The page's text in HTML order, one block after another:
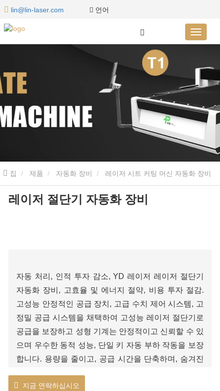
lin@lin-laser.com 언어
집 제품 자동화 장비 레이저 시트 커팅 머신 자동화 장비
레이저 절단기 자동화 장비
레이저 절단기 자동화 장비
자동 처리, 인적 투자 감소, YD 레이저 레이저 절단기
자동화 장비, 고효율 및 에너지 절약, 비용 투자 절감.
고성능 안정적인 공급 장치, 고급 수치 제어 시스템, 고
정밀 공급 시스템을 채택하여 고성능 레이저 절단기로
공급을 보장하고 성형 기계는 안정적이고 신뢰할 수 있
으며 우수한 동적 성능, 단일 키 자동 부하 작동을 보장
합니다. 용량을 줄이고, 공급 시간을 단축하며, 숨겨진
화 수준을 향상시키고, 인건비를 절감합니다. 생산성을
지금 연락하십시오